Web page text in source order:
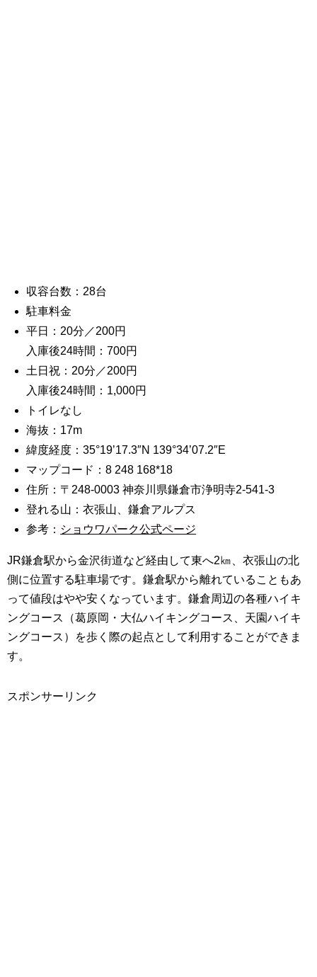
収容台数：28台
駐車料金
平日：20分／200円
入庫後24時間：700円
土日祝：20分／200円
入庫後24時間：1,000円
トイレなし
海抜：17m
緯度経度：35°19’17.3″N 139°34’07.2″E
マップコード：8 248 168*18
住所：〒248-0003 神奈川県鎌倉市浄明寺2-541-3
登れる山：衣張山、鎌倉アルプス
参考： ショウワパーク公式ページ
JR鎌倉駅から金沢街道など経由して東へ2㎞、衣張山の北
側に位置する駐車場です。鎌倉駅から離れていることもあ
って値段はやや安くなっています。鎌倉周辺の各種ハイキ
ングコース（葛原岡・大仏ハイキングコース、天園ハイキ
ングコース）を歩く際の起点として利用することができま
す。
スポンサーリンク